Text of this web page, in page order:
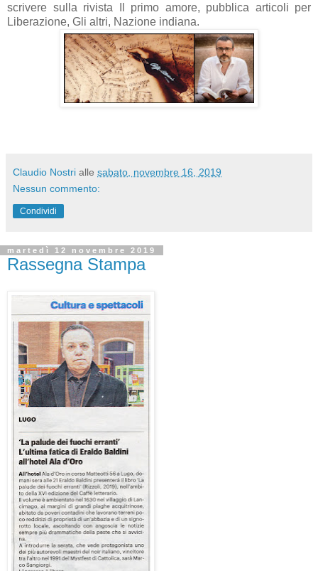
scrivere sulla rivista Il primo amore, pubblica articoli per
Liberazione, Gli altri, Nazione indiana.
Claudio Nostri alle sabato, novembre 16, 2019
Nessun commento:
Condividi
martedì 12 novembre 2019
Rassegna Stampa